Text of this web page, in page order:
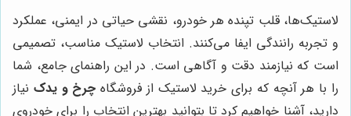
لاستیک‌ها، قلب تپنده هر خودرو، نقشی حیاتی در ایمنی، عملکرد
و تجربه رانندگی ایفا می‌کنند. انتخاب لاستیک مناسب، تصمیمی
است که نیازمند دقت و آگاهی است. در این راهنمای جامع، شما
را با هر آنچه که برای خرید لاستیک از فروشگاه چرخ و یدک نیاز
دارید، آشنا خواهیم کرد تا بتوانید بهترین انتخاب را برای خودروی